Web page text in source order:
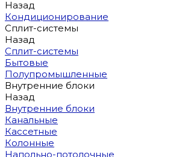
Назад
Кондиционирование
Сплит-системы
Назад
Сплит-системы
Бытовые
Полупромышленные
Внутренние блоки
Назад
Внутренние блоки
Канальные
Кассетные
Колонные
Напольно-потолочные